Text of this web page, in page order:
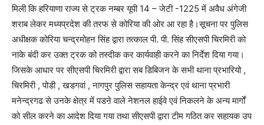
मिली कि हरियाणा राज्य से ट्रक नम्बर यूपी 14 – जेटी -1225 में अवैध अंगेजी
शराब लेकर मध्यप्रदेश की तरफ से कोरिया की ओर आ रहा है।सूचना पर पुलिस
अधीक्षक कोरिया चन्द्रमोहन सिंह द्वारा तत्काल पी. पी. सिंह सीएसपी चिरमिरी को
नाके बंदी कर उक्त ट्रक को तस्दीक कर कार्यवाही करने का निर्देश दिया गया।
जिसके आधार पर सीएसपी चिरमिरी द्वारा सब डिबिजन के सभी थाना प्रभारियो ,
चिरमिरी , पोडी , खडगवां , नागपुर पुलिस सहायता केन्द्र एवं थाना प्रभारी
मनेन्द्रगढ से उनके क्षेत्र में पडऩे वाले नेशनल हाईवे एवं निकलने के अन्य मार्गों
को सील करने का आदेश दिया गया तथा सीएसपी द्वारा टीम गठित कर सहायक उप